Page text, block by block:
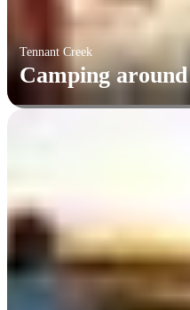
Tennant Creek
Camping